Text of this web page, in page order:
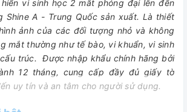
hiển vi sinh học 2 mắt phóng đại lên đến
Shine A - Trung Quốc sản xuất. Là thiết
ảnh của các đối tượng nhỏ và không
mắt thường như tế bào, vi khuẩn, vi sinh
trúc.
Được nhập khẩu chính hãng bởi
12 tháng, cung cấp đầy đủ giấy tờ
uy tín và an tâm cho người sử dụng.